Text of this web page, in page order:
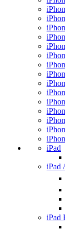
iPad
iPad
iPad